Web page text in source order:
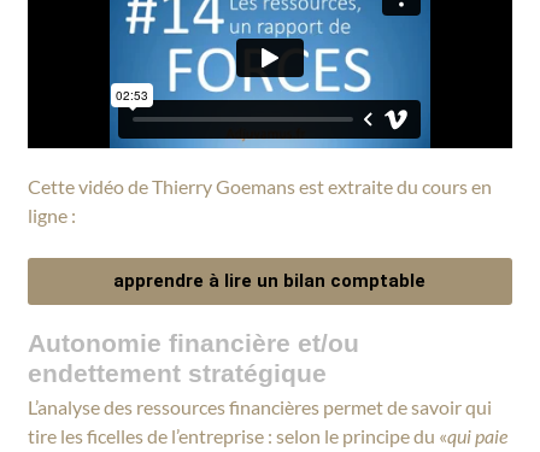
Cette vidéo de Thierry Goemans est extraite du cours en
ligne :
apprendre à lire un bilan comptable
Autonomie financière et/ou
endettement stratégique
L’analyse des ressources financières permet de savoir qui
tire les ficelles de l’entreprise : selon le principe du «qui paie